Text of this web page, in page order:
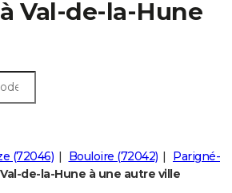
Val-de-la-Hune
(72046) Bouloire (72042)
Parigné-
de-la-Hune à une autre ville